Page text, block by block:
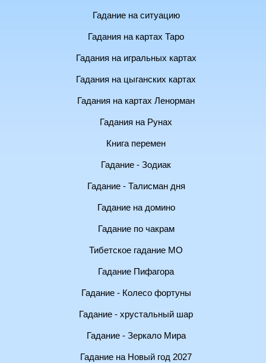
Гадание на ситуацию
Гадания на картах Таро
Гадания на игральных картах
Гадания на цыганских картах
Гадания на картах Ленорман
Гадания на Рунах
Книга перемен
Гадание - Зодиак
Гадание - Талисман дня
Гадание на домино
Гадание по чакрам
Тибетское гадание МО
Гадание Пифагора
Гадание - Колесо фортуны
Гадание - хрустальный шар
Гадание - Зеркало Мира
Гадание на Новый год 2027